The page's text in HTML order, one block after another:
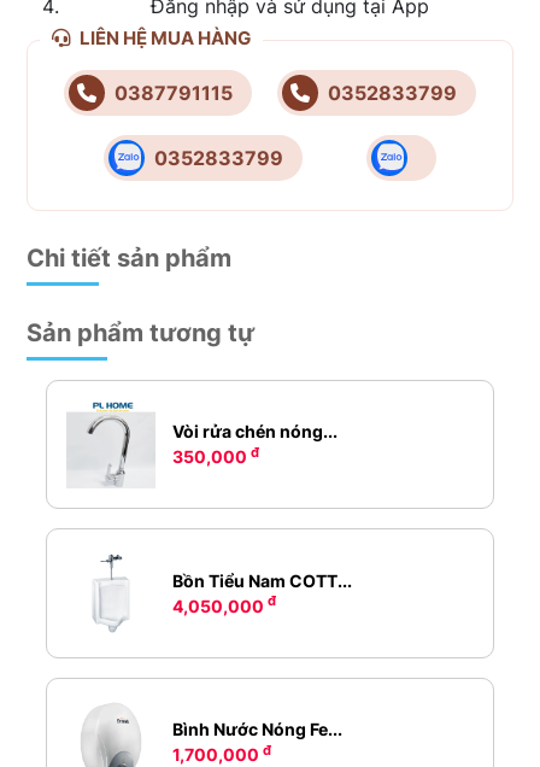
Đăng nhập và sử dụng tại App
LIÊN HỆ MUA HÀNG
0387791115 0352833799
0352833799
Chi tiết sản phẩm
Sản phẩm tương tự
Vòi rửa chén nóng...
350,000đ
Bồn Tiểu Nam COTT...
4,050,000đ
Bình Nước Nóng Fe...
1,700,000đ